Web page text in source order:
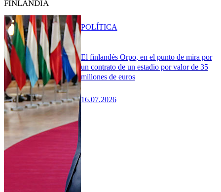
FINLANDIA
El finlandés Orpo, en el punto de mira por
un contrato de un estadio por valor de 35
millones de euros
16.07.2026
POLÍTICA